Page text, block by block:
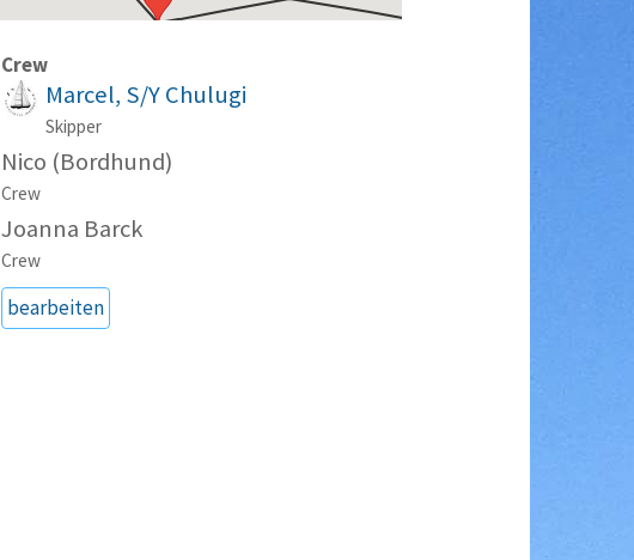
Crew
Marcel, S/Y Chulugi
Skipper
Nico (Bordhund)
Crew
Joanna Barck
Crew
bearbeiten